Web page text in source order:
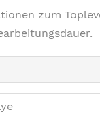
zum